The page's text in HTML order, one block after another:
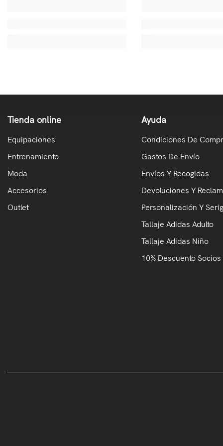
Tienda online
Equipaciones
Entrenamiento
Moda
Accesorios
Outlet
Ayuda
Condiciones De
Gastos De Envío
Envíos Y Recogidas
Devoluciones Y
Personalización Y
Tallaje Adidas Adulto
Tallaje Adidas Niño
10% Descuento Socios